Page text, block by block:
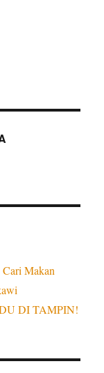
Makan
DI TAMPIN!